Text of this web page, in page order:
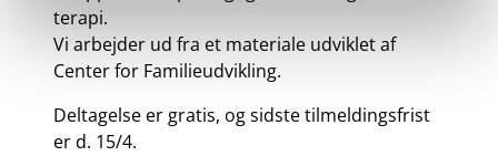
terapi.
Vi arbejder ud fra et materiale udviklet af
Center for Familieudvikling.
Deltagelse er gratis, og sidste tilmeldingsfrist
er d. 15/4.